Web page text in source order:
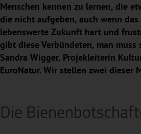
Menschen kennen zu lernen, die
die nicht aufgeben, auch wenn
lebenswerte Zukunft hart und
gibt diese Verbündeten, man
Sandra Wigger, Projekleiterin
EuroNatur. Wir stellen zwei dieser
Die